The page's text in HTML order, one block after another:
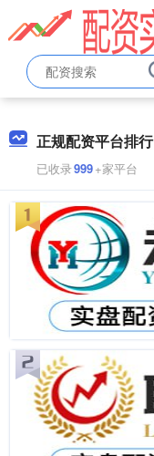
正规配资平台排行
已收录999+家平台